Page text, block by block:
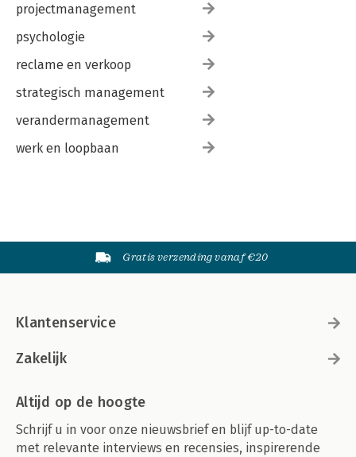
projectmanagement
psychologie
reclame en verkoop
strategisch management
verandermanagement
werk en loopbaan
Gratis verzending vanaf €20
Klantenservice
Zakelijk
Altijd op de hoogte
Schrijf u in voor onze nieuwsbrief en blijf up-to-date
met relevante interviews en recensies, inspirerende